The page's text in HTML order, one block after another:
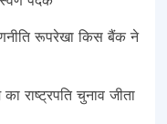
रूपरेखा किस बैंक ने
राष्ट्रपति चुनाव जीता